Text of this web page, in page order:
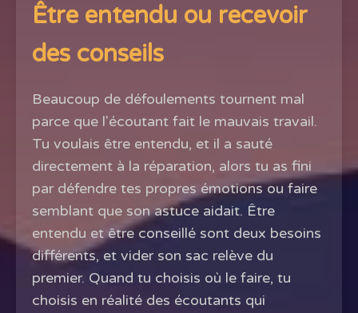
Être entendu ou recevoir
des conseils
Beaucoup de défoulements tournent mal
parce que l'écoutant fait le mauvais travail.
Tu voulais être entendu, et il a sauté
directement à la réparation, alors tu as fini
par défendre tes propres émotions ou faire
semblant que son astuce aidait. Être
entendu et être conseillé sont deux besoins
différents, et vider son sac relève du
premier. Quand tu choisis où le faire, tu
choisis en réalité des écoutants qui